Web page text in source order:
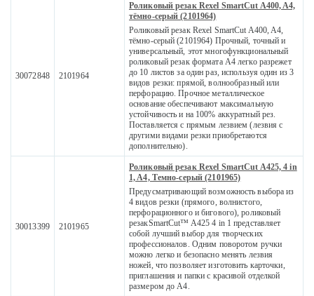
30072848 2101964
Роликовый резак Rexel SmartCut A400, A4,
тёмно-серый (2101964)
Роликовый резак Rexel SmartCut A400, A4,
тёмно-серый (2101964) Прочный, точный и
универсальный, этот многофункциональный
роликовый резак формата A4 легко разрежет
до 10 листов за один раз, используя один из 3
видов резки: прямой, волнообразный или
перфорацию. Прочное металлическое
основание обеспечивают максимальную
устойчивость и на 100% аккуратный рез.
Поставляется с прямым лезвием (лезвия с
другими видами резки приобретаются
дополнительно).
30013399 2101965
Роликовый резак Rexel SmartCut A425, 4 in
1, A4, Темно-серый (2101965)
Предусматривающий возможность выбора из
4 видов резки (прямого, волнистого,
перфорационного и бигового), роликовый
резакSmartCut™ A425 4 in 1 представляет
собой лучший выбор для творческих
профессионалов. Одним поворотом ручки
можно легко и безопасно менять лезвия
ножей, что позволяет изготовить карточки,
приглашения и папки с красивой отделкой
размером до А4.